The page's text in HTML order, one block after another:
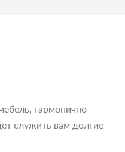
гармонично
служить вам долгие